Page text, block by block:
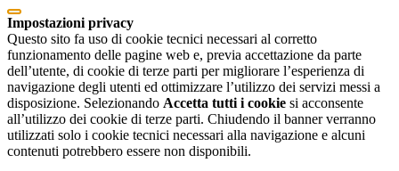
Impostazioni privacy
Questo sito fa uso di cookie tecnici necessari al corretto
funzionamento delle pagine web e, previa accettazione da parte
dell’utente, di cookie di terze parti per migliorare l’esperienza di
navigazione degli utenti ed ottimizzare l’utilizzo dei servizi messi a
disposizione. Selezionando Accetta tutti i cookie si acconsente
all’utilizzo dei cookie di terze parti. Chiudendo il banner verranno
utilizzati solo i cookie tecnici necessari alla navigazione e alcuni
contenuti potrebbero essere non disponibili.